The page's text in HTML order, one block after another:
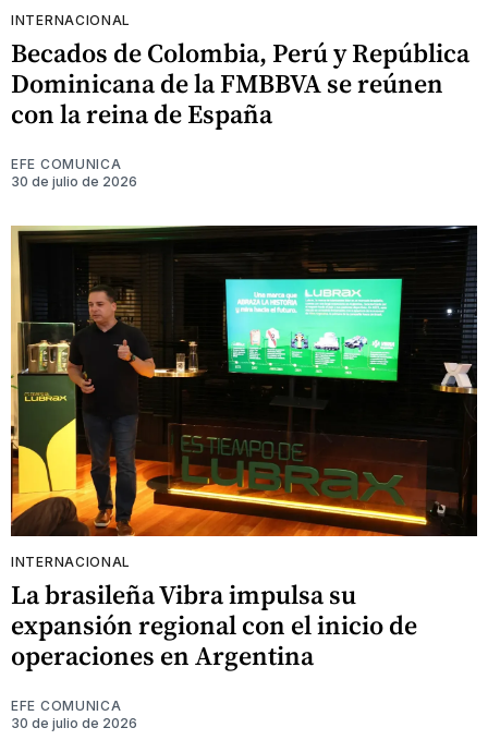
INTERNACIONAL
Becados de Colombia, Perú y República
Dominicana de la FMBBVA se reúnen
con la reina de España
EFE COMUNICA
30 de julio de 2026
INTERNACIONAL
La brasileña Vibra impulsa su
expansión regional con el inicio de
operaciones en Argentina
EFE COMUNICA
30 de julio de 2026